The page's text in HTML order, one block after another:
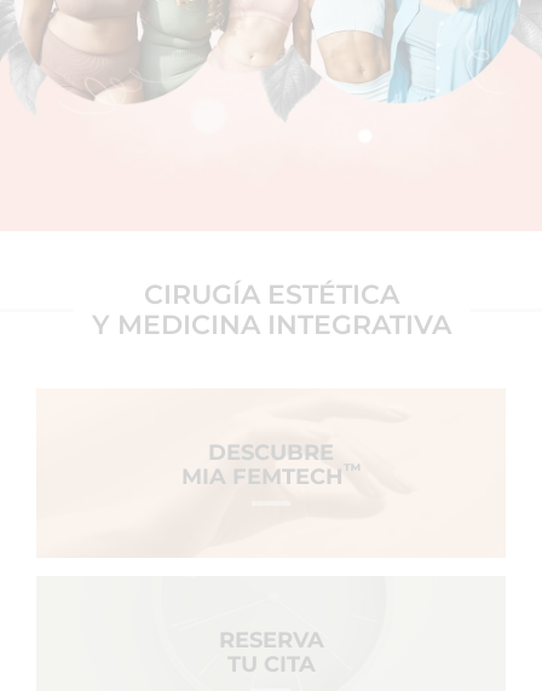
CIRUGÍA ESTÉTICA
Y MEDICINA INTEGRATIVA
DESCUBRE
MIA FEMTECH™
RESERVA
TU CITA